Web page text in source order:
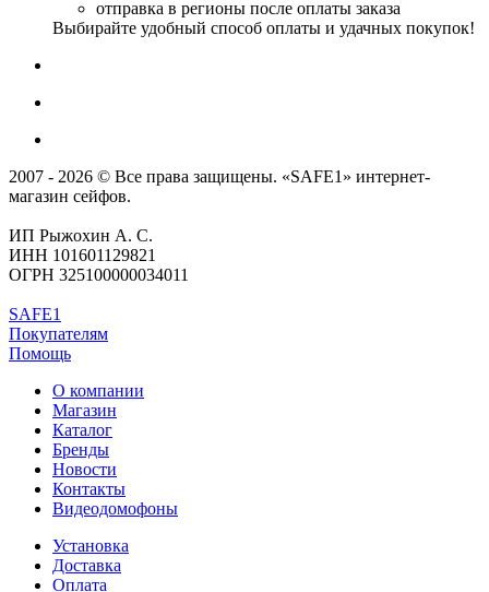
отправка в регионы после оплаты заказа
Выбирайте удобный способ оплаты и удачных покупок!
2007 - 2026 © Все права защищены. «SAFE1» интернет-
магазин сейфов.
ИП Рыжохин А. С.
ИНН 101601129821
ОГРН 325100000034011
SAFE1
Покупателям
Помощь
О компании
Магазин
Каталог
Бренды
Новости
Контакты
Видеодомофоны
Установка
Доставка
Оплата